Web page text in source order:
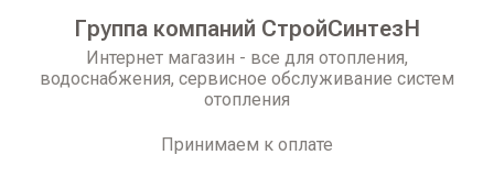
Группа компаний СтройСинтезН
Интернет магазин - все для отопления,
водоснабжения, сервисное обслуживание систем
отопления
Принимаем к оплате